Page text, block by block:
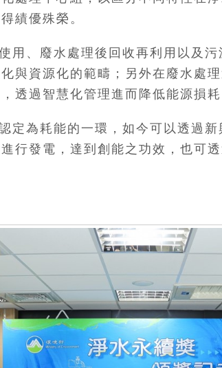
績優殊榮。
用、廢水處理後回收再利用以及
與資源化的範疇；另外在廢水處
透過智慧化管理進而降低能源損
定為耗能的一環，如今可以透過
行發電，達到創能之功效，也可